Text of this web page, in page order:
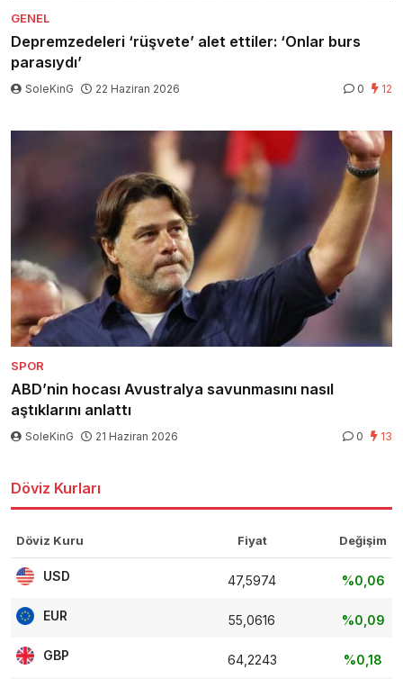
GENEL
Depremzedeleri ‘rüşvete’ alet ettiler: ‘Onlar burs
parasıydı’
SoleKinG 22 Haziran 2026 0 12
SPOR
ABD’nin hocası Avustralya savunmasını nasıl
aştıklarını anlattı
SoleKinG 21 Haziran 2026 0 13
Döviz Kurları
Döviz Kuru Fiyat Değişim
USD 47,5974 %0,06
EUR 55,0616 %0,09
GBP 64,2243 %0,18